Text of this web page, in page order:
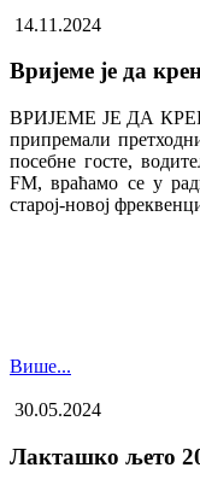
14.11.2024
Вријеме је да
ВРИЈЕМЕ ЈЕ ДА
припремали
посебне госте,
FM, враћамо се у
старој-новој
Више...
30.05.2024
Лакташко љето